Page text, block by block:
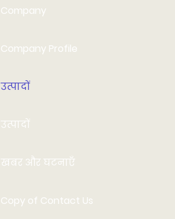
Company
Company Profile
उत्पादों
उत्पादों
खबर और घटनाएँ
Copy of Contact Us